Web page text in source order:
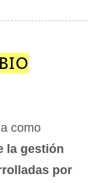
como
la gestión
por